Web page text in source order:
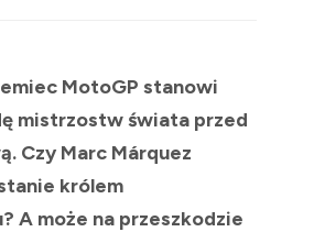
MotoGP stanowi
mistrzostw świata przed
Czy Marc Márquez
królem
A może na przeszkodzie